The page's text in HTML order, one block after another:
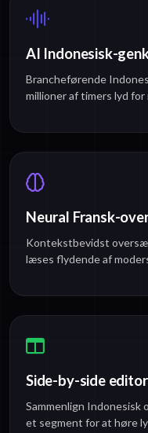
AI Indonesisk-
Brancheførende
millioner af timers lyd
Neural Fransk-
Kontekstbevidst
læses flydende af
Side-by-side editor
Sammenlign Indonesisk
et segment for at høre